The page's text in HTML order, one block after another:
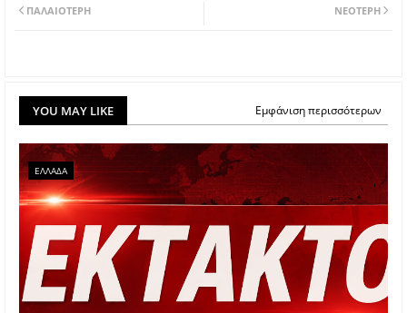
ΝΕΌΤΕΡΗ
ΠΑΛΑΙΌΤΕΡΗ
YOU MAY LIKE Εμφάνιση περισσότερων
ΕΛΛΑΔΑ